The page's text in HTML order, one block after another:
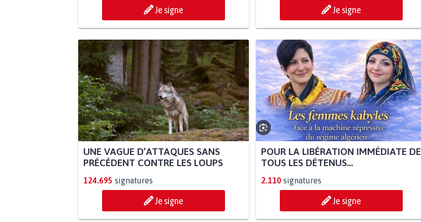
Je signe Je signe
UNE VAGUE D’ATTAQUES SANS
PRÉCÉDENT CONTRE LES LOUPS
124.695 signatures
Je signe
POUR LA LIBÉRATION IMMÉDIATE DE
TOUS LES DÉTENUS...
2.110 signatures
Je signe